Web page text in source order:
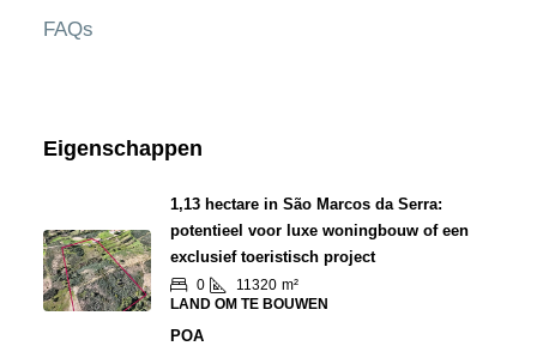
FAQs
Eigenschappen
1,13 hectare in São Marcos da Serra:
potentieel voor luxe woningbouw of een
exclusief toeristisch project
0 11320 m²
LAND OM TE BOUWEN
POA